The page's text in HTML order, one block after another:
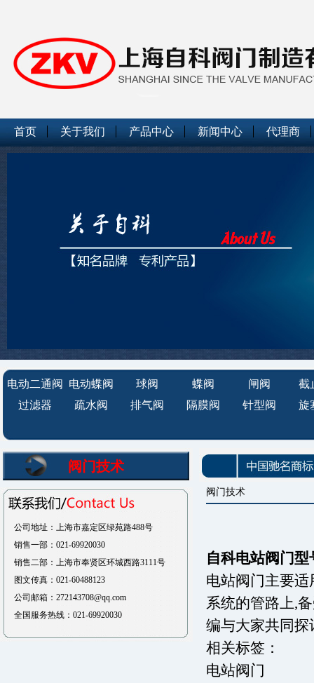
首页 关于我们 产品中心 新闻中心 代理商
电动二通阀 电动蝶阀 球阀 蝶阀 闸阀
截
过滤器
疏水阀 排气阀 隔膜阀 针型阀 旋
阀门技术
公司地址：上海市嘉定区绿苑路488号
销售一部：021-69920030
销售二部：上海市奉贤区环城西路3111号
图文传真：021-60488123
公司邮箱：272143708@qq.com
全国服务热线：021-69920030
阀门技术
自科电站阀门型
电站阀门主要
系统的管路上,
编与大家共同探
相关标签：
电站阀门